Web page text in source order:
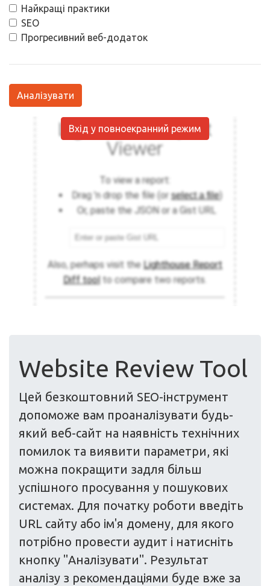
Найкращі практики
SEO
Прогресивний веб-додаток
Аналізувати
Вхід у повноекранний режим
Website Review Tool
Цей безкоштовний SEO-інструмент
допоможе вам проаналізувати будь-
який веб-сайт на наявність технічних
помилок та виявити параметри, які
можна покращити задля більш
успішного просування у пошукових
системах. Для початку роботи введіть
URL сайту або ім'я домену, для якого
потрібно провести аудит і натисніть
кнопку "Аналізувати". Результат
аналізу з рекомендаціями буде вже за